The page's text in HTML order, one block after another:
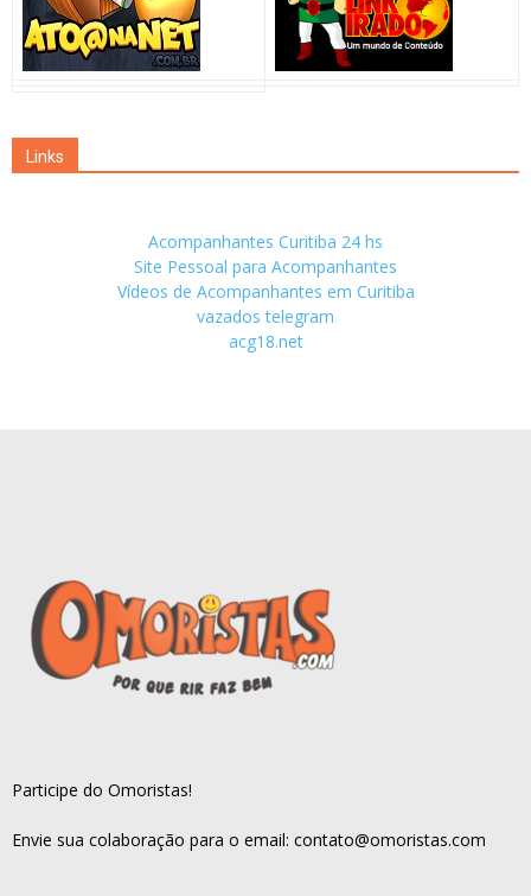
Links
Acompanhantes Curitiba 24 hs
Site Pessoal para Acompanhantes
Vídeos de Acompanhantes em Curitiba
vazados telegram
acg18.net
Participe do Omoristas!
Envie sua colaboração para o email: contato@omoristas.com